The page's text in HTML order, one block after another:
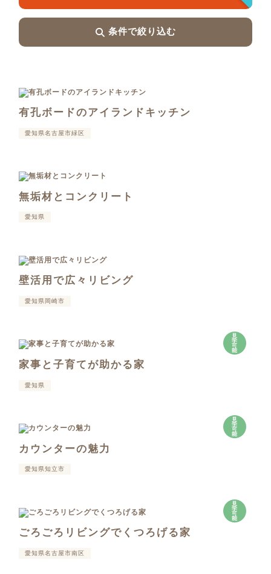
条件で絞り込む
有孔ボードのアイランドキッチン
愛知県名古屋市緑区
無垢材とコンクリート
愛知県
壁活用で広々リビング
愛知県岡崎市
見
学
可
能
家事と子育てが助かる家
愛知県
見
学
可
能
カウンターの魅力
愛知県知立市
見
学
可
能
ごろごろリビングでくつろげる家
愛知県名古屋市南区